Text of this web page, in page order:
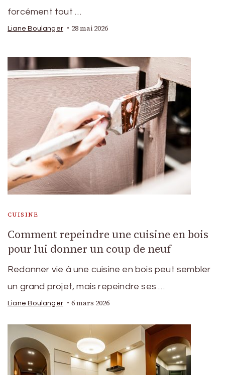
forcément tout …
Liane Boulanger 28 mai 2026
CUISINE
Comment repeindre une cuisine en bois
pour lui donner un coup de neuf
Redonner vie à une cuisine en bois peut sembler
un grand projet, mais repeindre ses …
Liane Boulanger 6 mars 2026